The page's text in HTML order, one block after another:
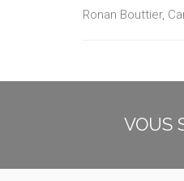
Ronan Bouttier,
VOUS